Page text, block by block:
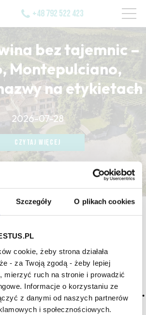
Szczegóły O plikach cookies
cookie, żeby strona działała
- za Twoją zgodą - żeby lepiej
mierzyć ruch na stronie i prowadzić
Informacje o korzystaniu ze
z danymi od naszych partnerów
i społecznościowych.
+48 792 522 423
bez tajemnic –
Montepulciano,
na etykietach
2026-07-28
CZYTAJ WIĘCEJ
CZYTAJ WIĘCEJ
CZYTAJ WIĘCEJ
wpisów tagu: gaz